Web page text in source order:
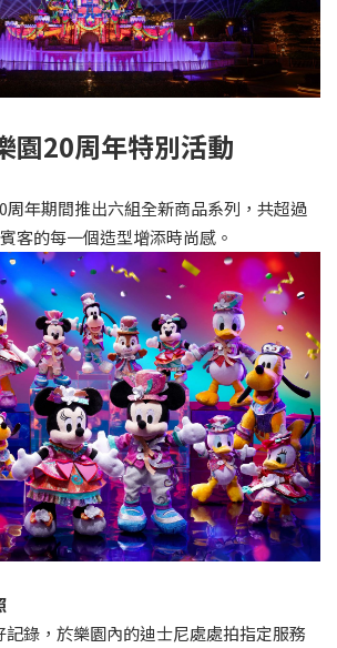
園20周年特別活動
周年期間推出六組全新商品系列，共超過
客的每一個造型增添時尚感。
錄，於樂園內的迪士尼處處拍指定服務